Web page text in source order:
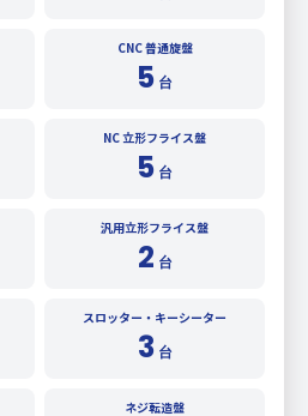
CNC 普通旋盤
5 台
NC 立形フライス盤
5 台
汎用立形フライス盤
2 台
スロッター・キーシーター
3台
ネジ転造盤